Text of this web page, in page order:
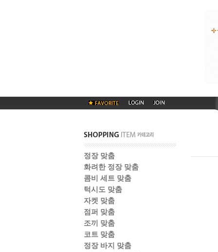
정장 맞춤
화려한 정장 맞춤
콤비 세트 맞춤
턱시도 맞춤
자켓 맞춤
점퍼 맞춤
조끼 맞춤
코트 맞춤
정장 바지 맞춤